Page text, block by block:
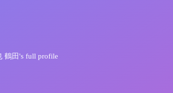
鶴田's full profile